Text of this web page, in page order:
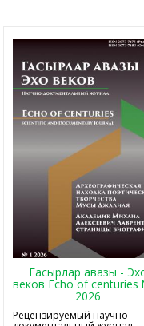
Гасырлар авазы -
веков Echo of
2026
Рецензируемый научно-